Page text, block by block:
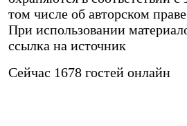
том числе об авторском
При использовании
ссылка на источник
Сейчас 1678 гостей онлайн